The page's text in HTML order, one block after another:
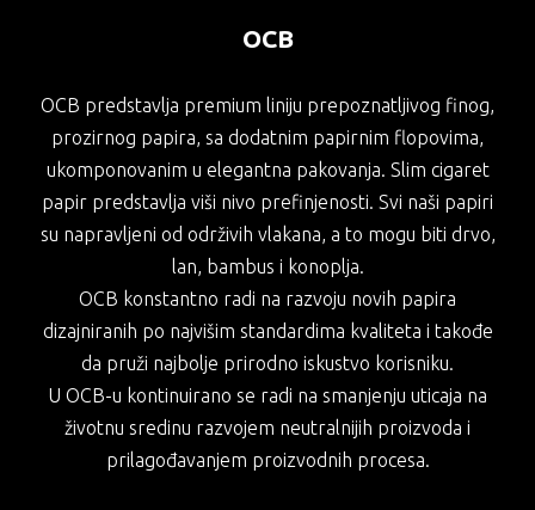
OCB
OCB predstavlja premium liniju prepoznatljivog finog,
prozirnog papira, sa dodatnim papirnim flopovima,
ukomponovanim u elegantna pakovanja. Slim cigaret
papir predstavlja viši nivo prefinjenosti. Svi naši papiri
su napravljeni od održivih vlakana, a to mogu biti drvo,
lan, bambus i konoplja.
OCB konstantno radi na razvoju novih papira
dizajniranih po najvišim standardima kvaliteta i takođe
da pruži najbolje prirodno iskustvo korisniku.
U OCB-u kontinuirano se radi na smanjenju uticaja na
životnu sredinu razvojem neutralnijih proizvoda i
prilagođavanjem proizvodnih procesa.